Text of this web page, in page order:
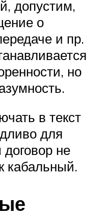
допустим,
о
и пр.
но
в текст
для
не
кабальный.